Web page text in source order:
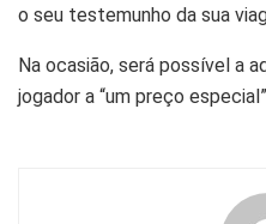
o seu testemunho da sua
Na ocasião, será possível a
jogador a “um preço